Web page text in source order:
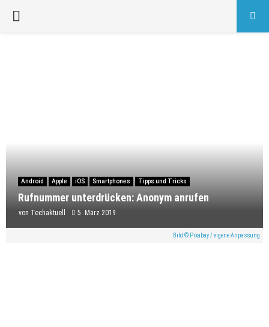
PRIMARY
Android Apple iOS Smartphones Tipps und Tricks
Rufnummer unterdrücken: Anonym anrufen
von Techaktuell 5. März 2019
Bild © Pixabay / eigene Anpassung